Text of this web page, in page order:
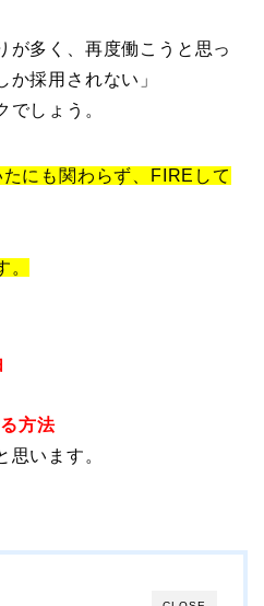
が多く、再度働こうと思っ
か採用されない」
でしょう。
にも関わらず、FIREして
。
方法
思います。